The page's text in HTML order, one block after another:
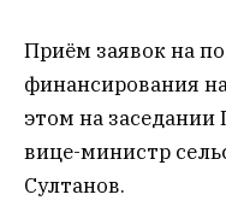
Приём заявок на
финансирования
этом на
вице-министр
Султанов.